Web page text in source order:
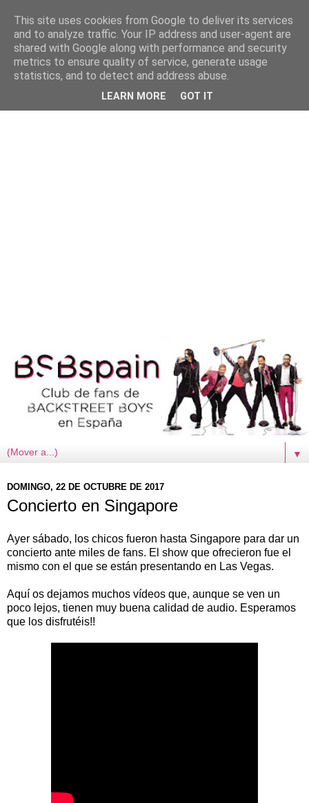
▼
DOMINGO, 22 DE OCTUBRE DE 2017
Concierto en Singapore
Ayer sábado, los chicos fueron hasta Singapore para dar un
concierto ante miles de fans. El show que ofrecieron fue el
mismo con el que se están presentando en Las Vegas.
Aquí os dejamos muchos vídeos que, aunque se ven un
poco lejos, tienen muy buena calidad de audio. Esperamos
que los disfrutéis!!
This site uses cookies from Google to deliver its services
and to analyze traffic. Your IP address and user-agent are
shared with Google along with performance and security
metrics to ensure quality of service, generate usage
statistics, and to detect and address abuse.
LEARN MORE GOT IT